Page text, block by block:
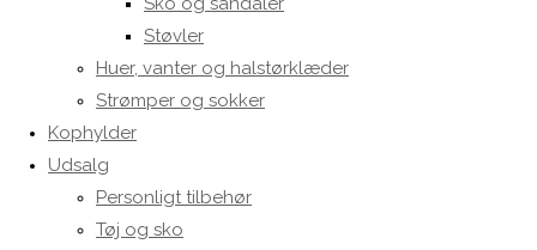
Støvler
Huer, vanter og halstørklæder
Strømper og sokker
Kophylder
Udsalg
Personligt tilbehør
Tøj og sko